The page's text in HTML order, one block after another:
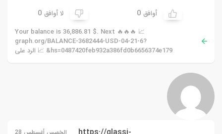
أوافق 0 لا أوافق 0
📈 Your balance is 36,886.81 $. Next 🔥🔥🔥
graph.org/BALANCE-3682444-USD-04-21-6?
hs=0487420feb932a386fd0b6656374e179& 📈 الرد على